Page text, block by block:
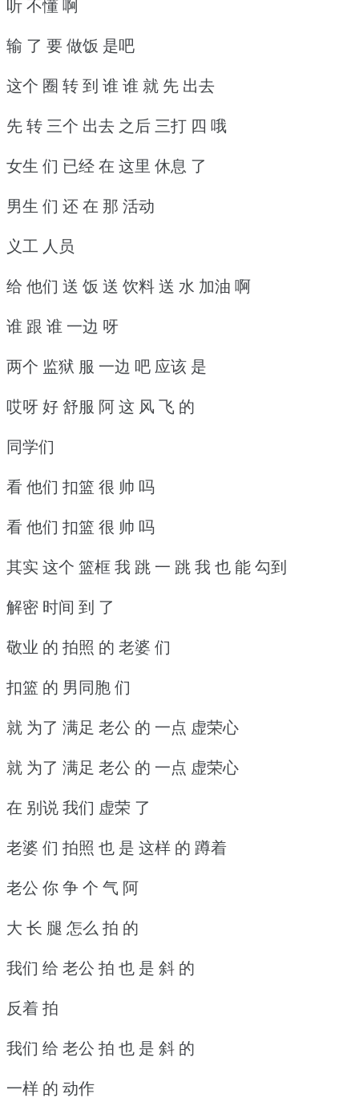
听 不懂 啊
输 了 要 做饭 是吧
这个 圈 转 到 谁 谁 就 先 出去
先 转 三个 出去 之后 三打 四 哦
女生 们 已经 在 这里 休息 了
男生 们 还 在 那 活动
义工 人员
给 他们 送 饭 送 饮料 送 水 加油 啊
谁 跟 谁 一边 呀
两个 监狱 服 一边 吧 应该 是
哎呀 好 舒服 阿 这 风 飞 的
同学们
看 他们 扣篮 很 帅 吗
看 他们 扣篮 很 帅 吗
其实 这个 篮框 我 跳 一 跳 我 也 能 勾到
解密 时间 到 了
敬业 的 拍照 的 老婆 们
扣篮 的 男同胞 们
就 为了 满足 老公 的 一点 虚荣心
就 为了 满足 老公 的 一点 虚荣心
在 别说 我们 虚荣 了
老婆 们 拍照 也 是 这样 的 蹲着
老公 你 争 个 气 阿
大 长 腿 怎么 拍 的
我们 给 老公 拍 也 是 斜 的
反着 拍
我们 给 老公 拍 也 是 斜 的
一样 的 动作